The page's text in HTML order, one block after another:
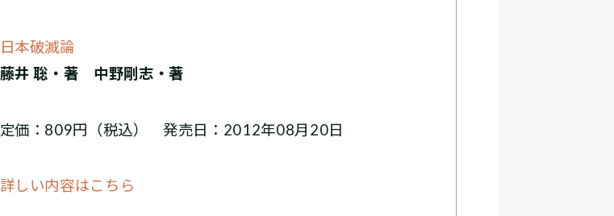
日本破滅論
藤井 聡 ・著 中野剛志・著
定価：809円（税込） 発売日：2012年08月20日
詳しい内容はこちら